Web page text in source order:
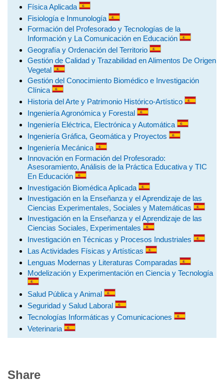
Física Aplicada
Fisiología e Inmunología
Formación del Profesorado y Tecnologías de la
Información y La Comunicación en Educación
Geografía y Ordenación del Territorio
Gestión de Calidad y Trazabilidad en Alimentos De Origen
Vegetal
Gestión del Conocimiento Biomédico e Investigación
Clínica
Historia del Arte y Patrimonio Histórico-Artístico
Ingeniería Agronómica y Forestal
Ingeniería Eléctrica, Electrónica y Automática
Ingeniería Gráfica, Geomática y Proyectos
Ingeniería Mecánica
Innovación en Formación del Profesorado:
Asesoramiento, Análisis de la Práctica Educativa y TIC
En Educación
Investigación Biomédica Aplicada
Investigación en la Enseñanza y el Aprendizaje de las
Ciencias Experimentales, Sociales y Matemáticas
Investigación en la Enseñanza y el Aprendizaje de las
Ciencias Sociales, Experimentales
Investigación en Técnicas y Procesos Industriales
Las Actividades Físicas y Artísticas
Lenguas Modernas y Literaturas Comparadas
Modelización y Experimentación en Ciencia y Tecnología
Salud Pública y Animal
Seguridad y Salud Laboral
Tecnologías Informáticas y Comunicaciones
Veterinaria
Share